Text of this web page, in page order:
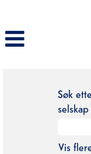
Søk
Vis